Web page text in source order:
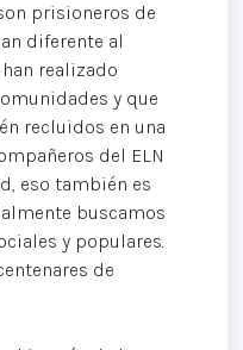
prisioneros de
diferente al
realizado
y que
recluidos en una
del ELN
eso también es
buscamos
y populares.
de